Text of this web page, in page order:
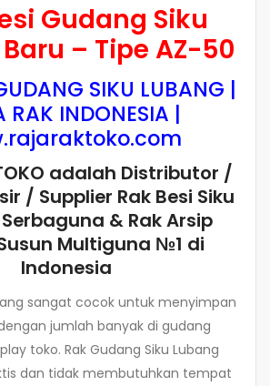
Gudang Siku
– Tipe AZ-50
SIKU LUBANG |
RAK INDONESIA |
adalah Distributor /
/ Supplier Rak Besi Siku
& Rak Arsip
Multiguna №1 di
Indonesia
sangat cocok untuk menyimpan
jumlah banyak di gudang
toko. Rak Gudang Siku Lubang
dan tidak membutuhkan tempat